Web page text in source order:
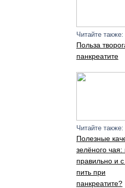
Читайте также:
Польза
панкреатите
Читайте также:
Полезные
зелёного чая:
правильно и
пить при
панкреатите?